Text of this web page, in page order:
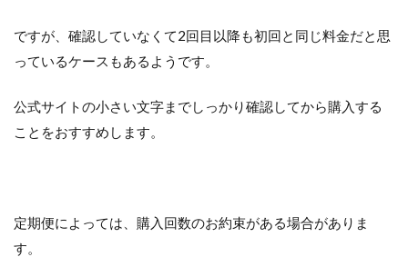
ですが、確認していなくて2回目以降も初回と同じ料金だと思
っているケースもあるようです。
公式サイトの小さい文字までしっかり確認してから購入する
ことをおすすめします。
定期便によっては、購入回数のお約束がある場合がありま
す。